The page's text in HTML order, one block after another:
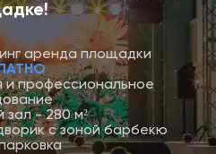
аренда площадки
и профессиональное
зал - 280 м²
с зоной барбекю